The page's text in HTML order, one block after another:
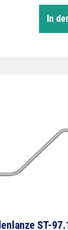
Wunsch
In
ST-